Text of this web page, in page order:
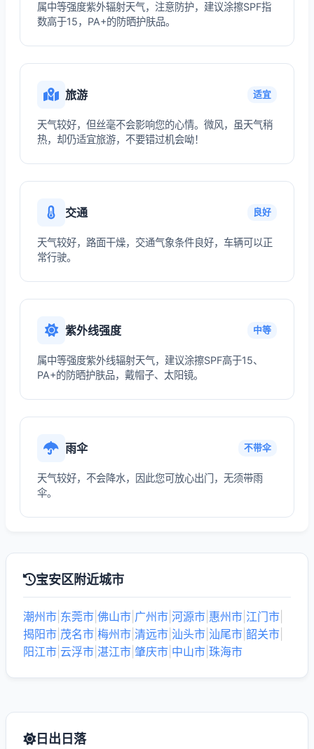
属中等强度紫外辐射天气，注意防护，建议涂擦SPF指
数高于15，PA+的防晒护肤品。
旅游 适宜
天气较好，但丝毫不会影响您的心情。微风，虽天气稍
热，却仍适宜旅游，不要错过机会呦！
交通 良好
天气较好，路面干燥，交通气象条件良好，车辆可以正
常行驶。
紫外线强度 中等
属中等强度紫外线辐射天气，建议涂擦SPF高于15、
PA+的防晒护肤品，戴帽子、太阳镜。
雨伞 不带伞
天气较好，不会降水，因此您可放心出门，无须带雨
伞。
宝安区附近城市
潮州市 东莞市 佛山市 广州市 河源市 惠州市 江门市
揭阳市 茂名市 梅州市 清远市 汕头市 汕尾市 韶关市
阳江市 云浮市 湛江市 肇庆市 中山市 珠海市
日出日落